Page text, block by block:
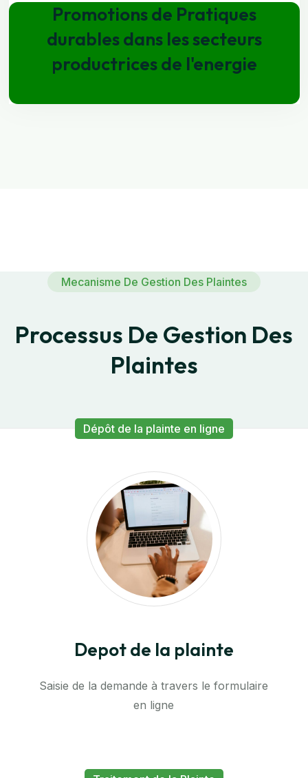
Promotions de Pratiques
durables dans les secteurs
productrices de l'energie
Mecanisme De Gestion Des Plaintes
Processus De Gestion Des
Plaintes
Dépôt de la plainte en ligne
Depot de la plainte
Saisie de la demande à travers le formulaire
en ligne